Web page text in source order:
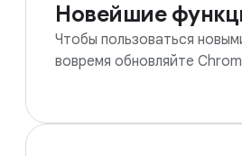
Новейшие
Чтобы пользоваться
вовремя обновляйте